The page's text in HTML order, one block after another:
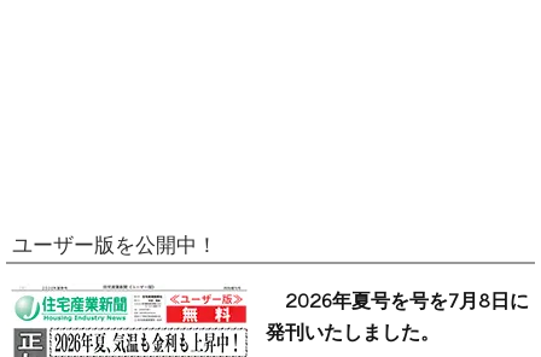
ユーザー版を公開中！
2026年夏号を号を7月8日に
発刊いたしました。